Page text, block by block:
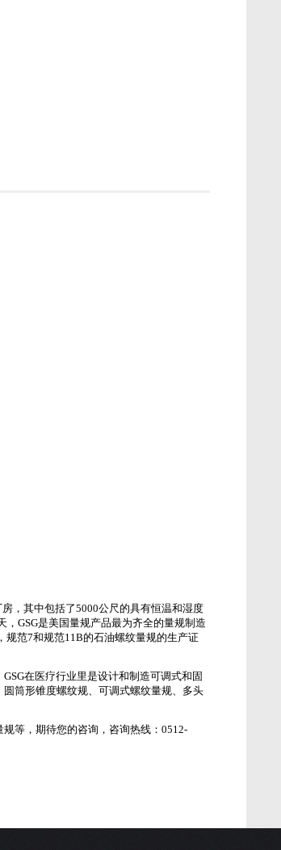
，其中包括了5000公尺的具有恒温和湿度
， GSG是美国量规产品最为齐全的量规制造
，规范7和规范11B的石油螺纹量规的生产证
GSG在医疗行业里是设计和制造可调式和固
筒形锥度螺纹规、可调式螺纹量规、多头
等，期待您的咨询，咨询热线： 0512-